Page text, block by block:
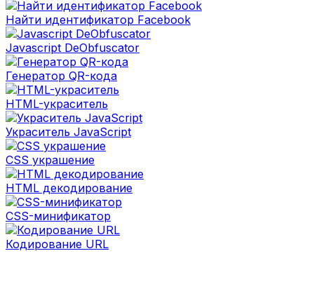
Найти идентификатор Facebook
Javascript DeObfuscator
Генератор QR-кода
HTML-украситель
Украситель JavaScript
CSS украшение
HTML декодирование
CSS-минификатор
Кодирование URL